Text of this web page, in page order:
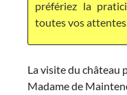
préfériez la
toutes vos
La visite du château
Madame de